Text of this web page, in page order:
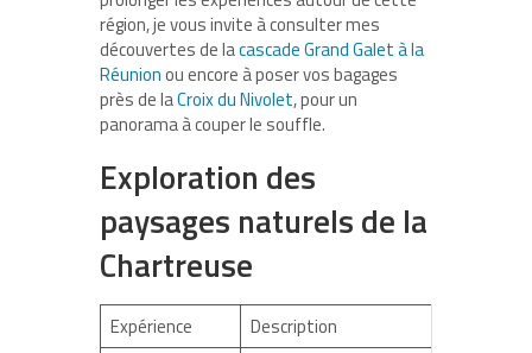
région, je vous invite à consulter mes
découvertes de lacascade Grand Galet à la
Réunionou encore à poser vos bagages
près de laCroix du Nivolet, pour un
panorama à couper le souffle.
Exploration des
paysages naturels de la
Chartreuse
Expérience
Description